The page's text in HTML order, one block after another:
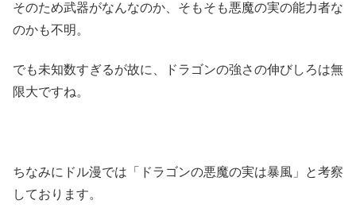
そのため武器がなんなのか、そもそも悪魔の実の能力者な
のかも不明。
でも未知数すぎるが故に、ドラゴンの強さの伸びしろは無
限大ですね。
ちなみにドル漫では「ドラゴンの悪魔の実は暴風」と考察
しております。